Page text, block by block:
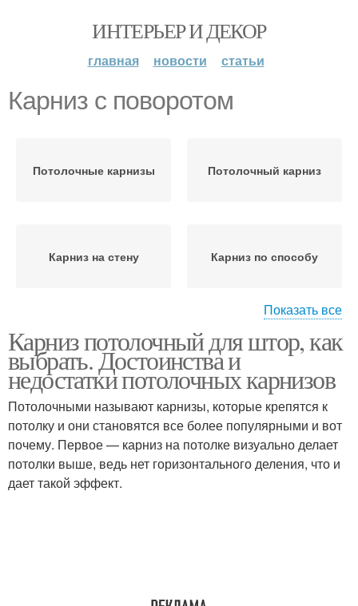
ИНТЕРЬЕР И ДЕКОР
главная новости статьи
Карниз с поворотом
Потолочные карнизы Потолочный карниз
Карниз на стену Карниз по способу
Карнизы для штор Шторы для карниза
Шторы для
потолочного карниза
Пластиковые карнизы
Показать все
Карниз потолочный для штор, как
выбрать. Достоинства и
недостатки потолочных карнизов
Потолочными называют карнизы, которые крепятся к
потолку и они становятся все более популярными и вот
почему. Первое — карниз на потолке визуально делает
потолки выше, ведь нет горизонтального деления, что и
дает такой эффект.